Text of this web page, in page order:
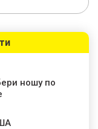
ношу по